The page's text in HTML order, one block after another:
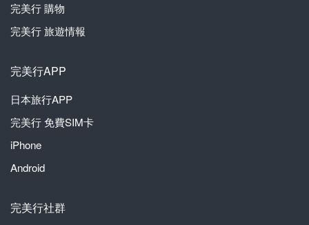
完美行購物
完美行旅遊情報
完美行APP
日本旅行APP
完美行免費SIM卡
iPhone
Android
完美行社群